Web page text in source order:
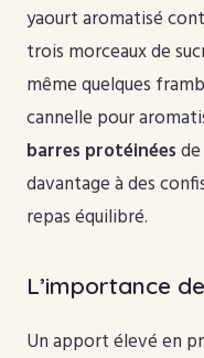
yaourt aromatisé
trois morceaux de
même quelques
cannelle pour
barres protéinées
davantage à des
repas équilibré.
L’importance
Un apport élevé en